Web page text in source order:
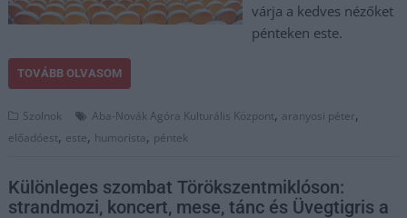
várja a kedves nézőket
pénteken este.
TOVÁBB OLVASOM
Szolnok Aba-Novák Agóra Kulturális Központ, aranyosi péter,
előadóest, este, humorista, péntek
Különleges szombat Törökszentmiklóson:
strandmozi, koncert, mese, tánc és Üvegtigris a